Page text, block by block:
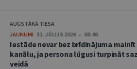
AUGSTĀKĀ TIESA
JAUNUMI 31. JŪLIJS 2026 • 08:46
Iestāde nevar bez brīdinājuma
kanālu, ja persona lūgusi turpināt
veidā